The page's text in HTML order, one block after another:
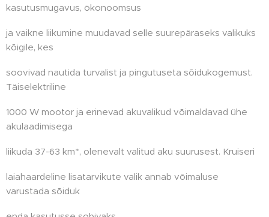
kasutusmugavus, ökonoomsus
ja vaikne liikumine muudavad selle suurepäraseks valikuks
kõigile, kes
soovivad nautida turvalist ja pingutuseta sõidukogemust.
Täiselektriline
1000 W mootor ja erinevad akuvalikud võimaldavad ühe
akulaadimisega
liikuda 37-63 km*, olenevalt valitud aku suurusest. Kruiseri
laiahaardeline lisatarvikute valik annab võimaluse
varustada sõiduk